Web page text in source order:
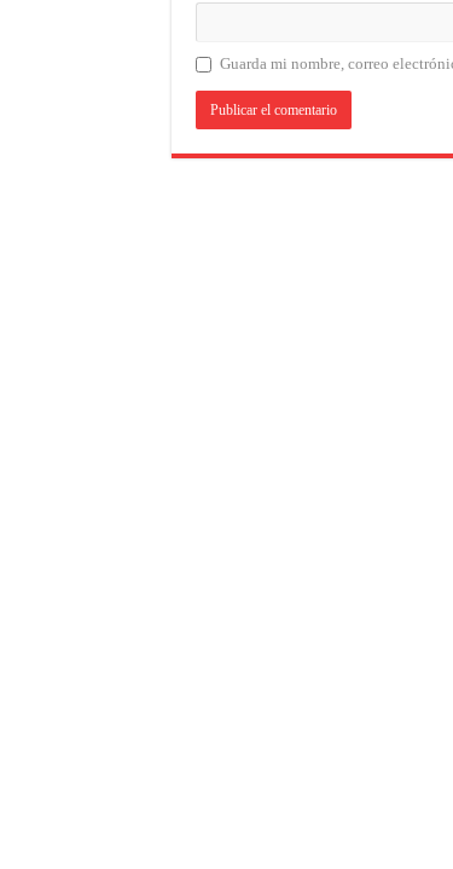
Guarda mi nombre, correo